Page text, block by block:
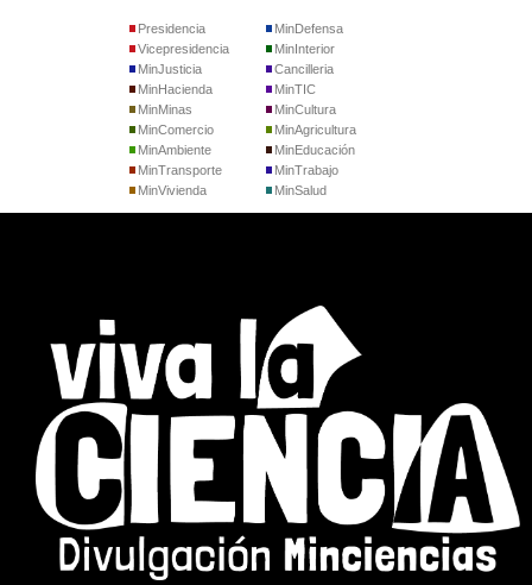
Presidencia
Vicepresidencia
MinJusticia
MinDefensa
MinInterior
Cancilleria
MinHacienda
MinMinas
MinComercio
MinTIC
MinCultura
MinAgricultura
MinAmbiente
MinTransporte
MinVivienda
MinEducación
MinTrabajo
MinSalud